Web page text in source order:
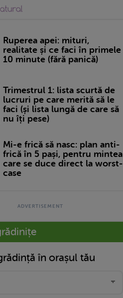
Ruperea apei: mituri,
realitate și ce faci în primele
10 minute (fără panică)
Trimestrul 1: lista scurtă de
lucruri pe care merită să le
faci (și lista lungă de care să
nu îți pese)
Mi-e frică să nasc: plan anti-
frică în 5 pași, pentru mintea
care se duce direct la worst-
case
în orașul tău